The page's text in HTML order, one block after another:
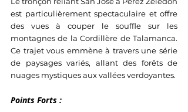
est particulièrement spectaculaire et offre
des vues à couper le souffle sur les
montagnes de la Cordillère de Talamanca.
Ce trajet vous emmène à travers une série
de paysages variés, allant des forêts de
nuages mystiques aux vallées verdoyantes.
Points Forts :